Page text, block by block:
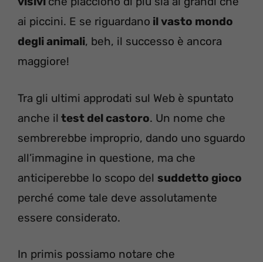
ai piccini. E se riguardano il vasto mondo
degli animali, beh, il successo è ancora
maggiore!
Tra gli ultimi approdati sul Web è spuntato
anche il test del castoro. Un nome che
sembrerebbe improprio, dando uno sguardo
all’immagine in questione, ma che
anticiperebbe lo scopo del suddetto gioco
perché come tale deve assolutamente
essere considerato.
In primis possiamo notare che